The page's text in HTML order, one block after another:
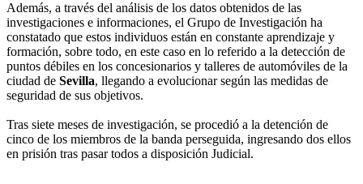
Además, a través del análisis de los datos obtenidos de las
investigaciones e informaciones, el Grupo de Investigación ha
constatado que estos individuos están en constante aprendizaje y
formación, sobre todo, en este caso en lo referido a la detección de
puntos débiles en los concesionarios y talleres de automóviles de la
ciudad de Sevilla, llegando a evolucionar según las medidas de
seguridad de sus objetivos.
Tras siete meses de investigación, se procedió a la detención de
cinco de los miembros de la banda perseguida, ingresando dos ellos
en prisión tras pasar todos a disposición Judicial.